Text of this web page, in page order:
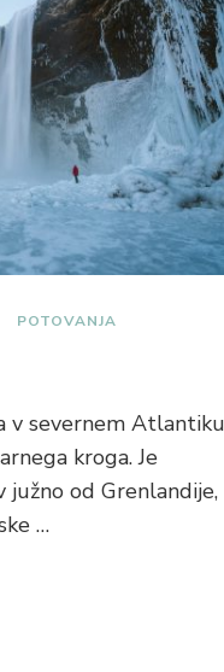
POTOVANJA
v severnem
kroga. Je
od Grenlandije,
…